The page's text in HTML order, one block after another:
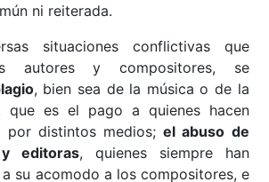
ni reiterada.
situaciones conflictivas que
autores y compositores, se
, bien sea de la música o de la
que es el pago a quienes hacen
por distintos medios;el abuso de
editoras, quienes siempre han
su acomodo a los compositores, e